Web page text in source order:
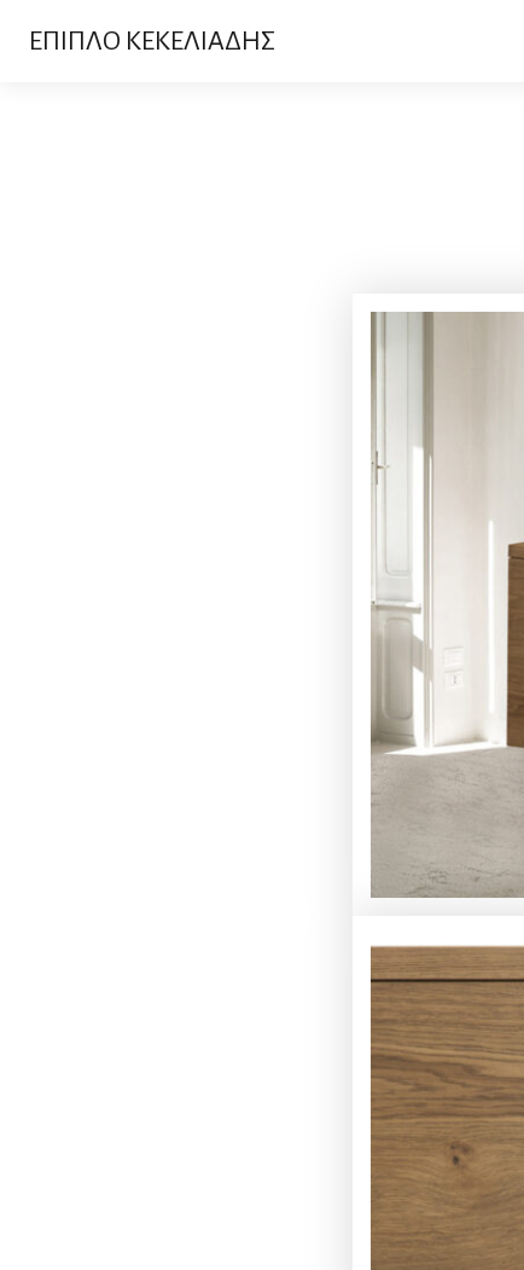
ΕΠΙΠΛΟ ΚΕΚΕΛΙΑΔΗΣ